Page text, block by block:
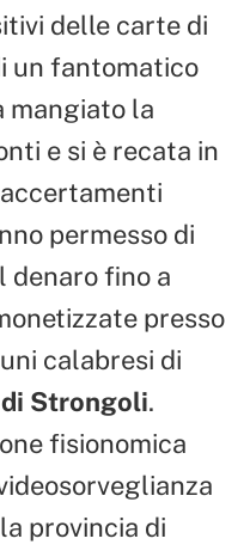
delle carte di
un fantomatico
mangiato la
e si è recata in
permesso di
denaro fino a
presso
calabresi di
Strongoli.
fisionomica
provincia di